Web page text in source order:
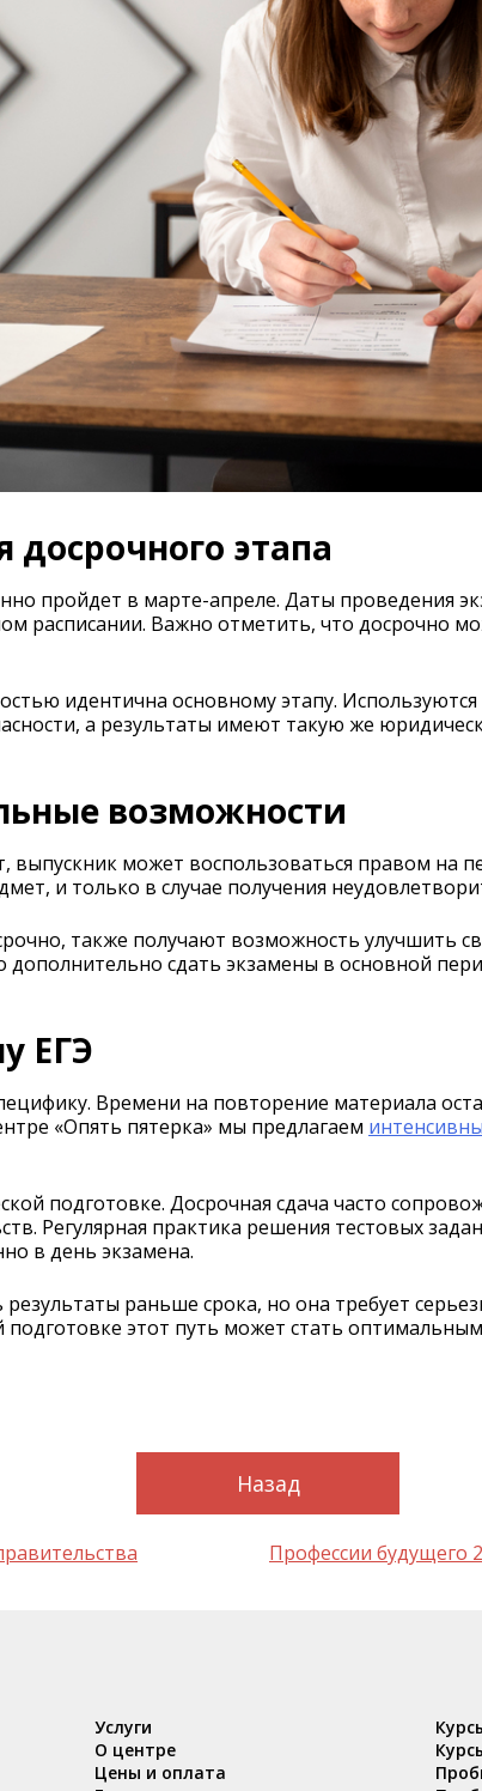
досрочного этапа
пройдет в марте-апреле. Даты проведения
расписании. Важно отметить, что досрочно
идентична основному этапу.
а результаты имеют такую же
возможности
выпускник может воспользоваться правом на
и только в случае получения
также получают возможность улучшить
сдать экзамены в основной
ЕГЭ
Времени на повторение материала
«Опять пятерка» мы предлагаем
подготовке. Досрочная сдача часто
Регулярная практика решения тестовых
в день экзамена.
раньше срока, но она требует
подготовке этот путь может стать
Назад
Профессии будущего
Услуги
О центре
Цены и оплата